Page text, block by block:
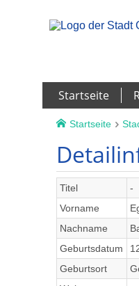
Startseite
Startseite
Titel
-
Vorname
Nachname
Geburtsdatum
Geburtsort